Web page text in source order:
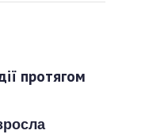
протягом